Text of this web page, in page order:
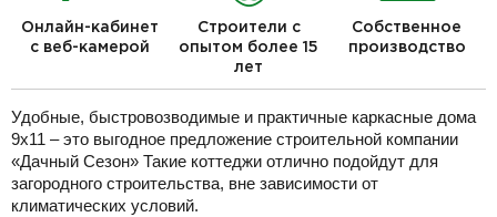
Онлайн-кабинет
с веб-камерой
Строители с
опытом более 15
лет
Собственное
производство
Удобные, быстровозводимые и практичные каркасные дома
9х11 – это выгодное предложение строительной компании
«Дачный Сезон» Такие коттеджи отлично подойдут для
загородного строительства, вне зависимости от
климатических условий.